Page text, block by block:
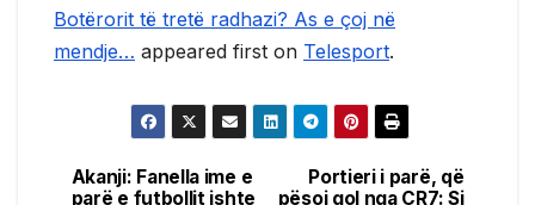
Botërorit të tretë radhazi? As e çoj në
mendje… appeared first on Telesport.
Post
Portieri i parë, që
pësoi gol nga CR7: Si
Akanji: Fanella ime e
parë e futbollit ishte